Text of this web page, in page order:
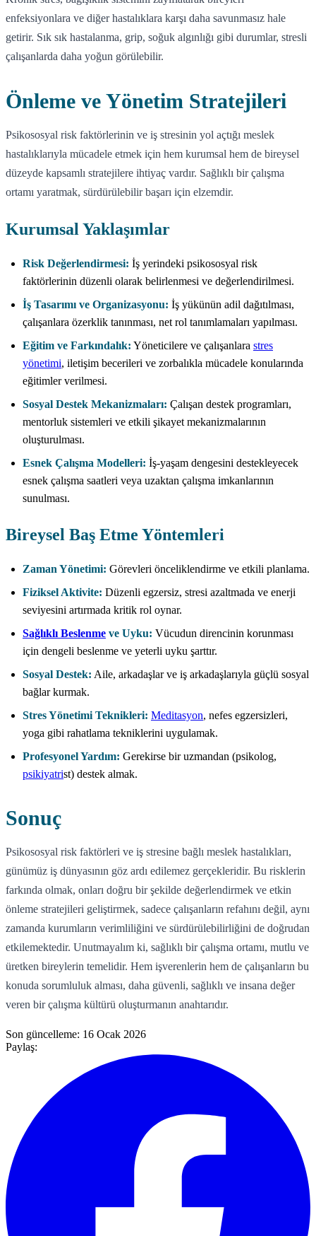
enfeksiyonlara ve diğer hastalıklara karşı daha savunmasız hale
getirir. Sık sık hastalanma, grip, soğuk algınlığı gibi durumlar, stresli
çalışanlarda daha yoğun görülebilir.
Önleme ve Yönetim Stratejileri
Psikososyal risk faktörlerinin ve iş stresinin yol açtığı meslek
hastalıklarıyla mücadele etmek için hem kurumsal hem de bireysel
düzeyde kapsamlı stratejilere ihtiyaç vardır. Sağlıklı bir çalışma
ortamı yaratmak, sürdürülebilir başarı için elzemdir.
Kurumsal Yaklaşımlar
Risk Değerlendirmesi: İş yerindeki psikososyal risk
faktörlerinin düzenli olarak belirlenmesi ve değerlendirilmesi.
İş Tasarımı ve Organizasyonu: İş yükünün adil dağıtılması,
çalışanlara özerklik tanınması, net rol tanımlamaları yapılması.
Eğitim ve Farkındalık: Yöneticilere ve çalışanlara stres
yönetimi, iletişim becerileri ve zorbalıkla mücadele konularında
eğitimler verilmesi.
Sosyal Destek Mekanizmaları: Çalışan destek programları,
mentorluk sistemleri ve etkili şikayet mekanizmalarının
oluşturulması.
Esnek Çalışma Modelleri: İş-yaşam dengesini destekleyecek
esnek çalışma saatleri veya uzaktan çalışma imkanlarının
sunulması.
Bireysel Baş Etme Yöntemleri
Zaman Yönetimi: Görevleri önceliklendirme ve etkili planlama.
Fiziksel Aktivite: Düzenli egzersiz, stresi azaltmada ve enerji
seviyesini artırmada kritik rol oynar.
Sağlıklı Beslenme ve Uyku: Vücudun direncinin korunması
için dengeli beslenme ve yeterli uyku şarttır.
Sosyal Destek: Aile, arkadaşlar ve iş arkadaşlarıyla güçlü sosyal
bağlar kurmak.
Stres Yönetimi Teknikleri: Meditasyon, nefes egzersizleri,
yoga gibi rahatlama tekniklerini uygulamak.
Profesyonel Yardım: Gerekirse bir uzmandan (psikolog,
psikiyatrist) destek almak.
Sonuç
Psikososyal risk faktörleri ve iş stresine bağlı meslek hastalıkları,
günümüz iş dünyasının göz ardı edilemez gerçekleridir. Bu risklerin
farkında olmak, onları doğru bir şekilde değerlendirmek ve etkin
önleme stratejileri geliştirmek, sadece çalışanların refahını değil, aynı
zamanda kurumların verimliliğini ve sürdürülebilirliğini de doğrudan
etkilemektedir. Unutmayalım ki, sağlıklı bir çalışma ortamı, mutlu ve
üretken bireylerin temelidir. Hem işverenlerin hem de çalışanların bu
konuda sorumluluk alması, daha güvenli, sağlıklı ve insana değer
veren bir çalışma kültürü oluşturmanın anahtarıdır.
Son güncelleme: 16 Ocak 2026
Paylaş: